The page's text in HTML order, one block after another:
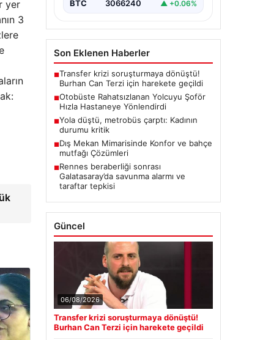
yer
3
BTC 3066240 ▲ +0.06%
Son Eklenen Haberler
■Transfer krizi soruşturmaya dönüştü!
Burhan Can Terzi için harekete geçildi
■Otobüste Rahatsızlanan Yolcuyu Şoför
Hızla Hastaneye Yönlendirdi
■Yola düştü, metrobüs çarptı: Kadının
durumu kritik
■Dış Mekan Mimarisinde Konfor ve bahçe
mutfağı Çözümleri
■Rennes beraberliği sonrası
Galatasaray’da savunma alarmı ve
taraftar tepkisi
Güncel
06/08/2026
Transfer krizi soruşturmaya dönüştü!
Burhan Can Terzi için harekete geçildi